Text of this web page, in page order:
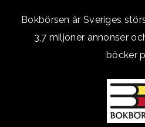
Bokbörsen är Sveriges
3,7 miljoner annonser
böcker